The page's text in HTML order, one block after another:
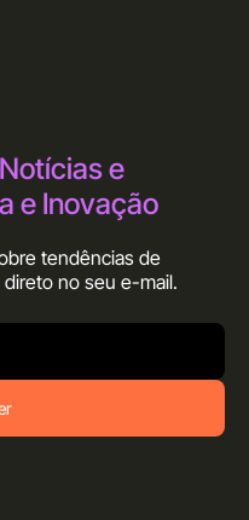
e
e Inovação
tendências de
no seu e-mail.